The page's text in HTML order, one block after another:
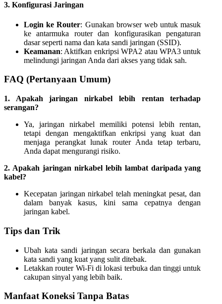
3. Konfigurasi Jaringan
Login ke Router: Gunakan browser web untuk masuk
ke antarmuka router dan konfigurasikan pengaturan
dasar seperti nama dan kata sandi jaringan (SSID).
Keamanan: Aktifkan enkripsi WPA2 atau WPA3 untuk
melindungi jaringan Anda dari akses yang tidak sah.
FAQ (Pertanyaan Umum)
1. Apakah jaringan nirkabel lebih rentan terhadap
serangan?
Ya, jaringan nirkabel memiliki potensi lebih rentan,
tetapi dengan mengaktifkan enkripsi yang kuat dan
menjaga perangkat lunak router Anda tetap terbaru,
Anda dapat mengurangi risiko.
2. Apakah jaringan nirkabel lebih lambat daripada yang
kabel?
Kecepatan jaringan nirkabel telah meningkat pesat, dan
dalam banyak kasus, kini sama cepatnya dengan
jaringan kabel.
Tips dan Trik
Ubah kata sandi jaringan secara berkala dan gunakan
kata sandi yang kuat yang sulit ditebak.
Letakkan router Wi-Fi di lokasi terbuka dan tinggi untuk
cakupan sinyal yang lebih baik.
Manfaat Koneksi Tanpa Batas